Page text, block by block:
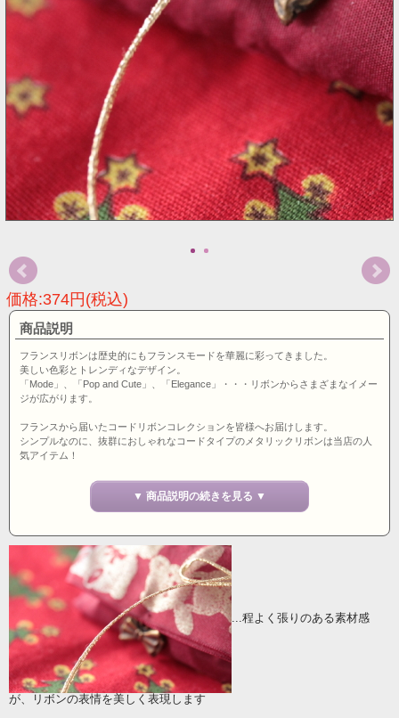
価格:374円(税込)
商品説明
フランスリボンは歴史的にもフランスモードを華麗に彩ってきました。
美しい色彩とトレンディなデザイン。
「Mode」、「Pop and Cute」、「Elegance」・・・リボンからさまざまなイメー
ジが広がります。
フランスから届いたコードリボンコレクションを皆様へお届けします。
シンプルなのに、抜群におしゃれなコードタイプのメタリックリボンは当店の人
気アイテム！
メタリックなクールさとおしゃれな可愛らしさが魅力です。
1ミリ幅 フランス製
▼ 商品説明の続きを見る ▼
...程よく張りのある素材感
が、リボンの表情を美しく表現します